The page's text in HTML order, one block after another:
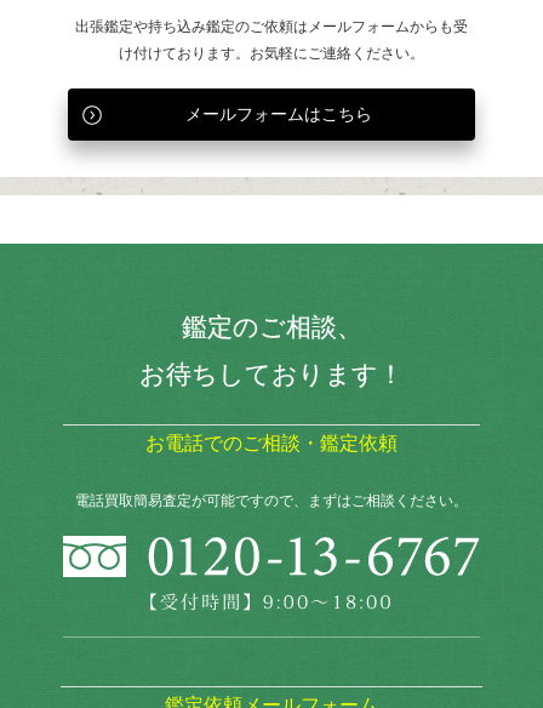
出張鑑定や持ち込み鑑定のご依頼はメールフォームからも受
け付けております。お気軽にご連絡ください。
メールフォームはこちら
鑑定のご相談、
お待ちしております！
お電話でのご相談・鑑定依頼
電話買取簡易査定が可能ですので、まずはご相談ください。